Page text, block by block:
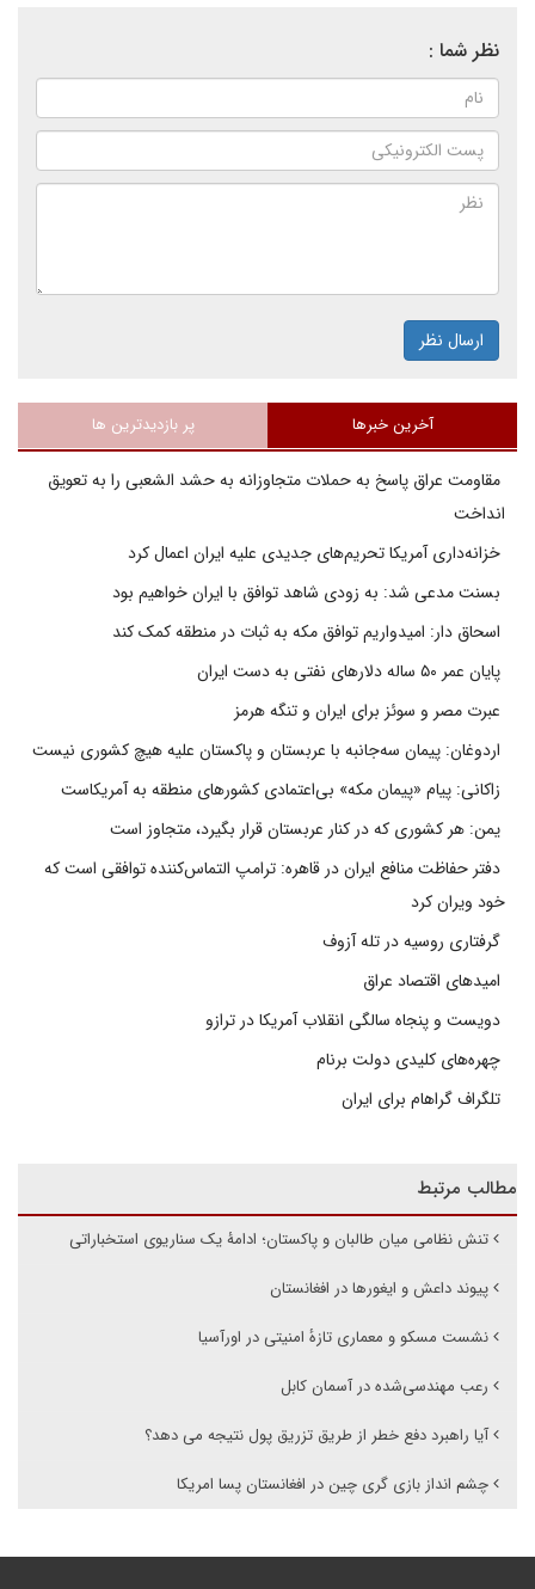
نظر شما :
ارسال نظر
آخرین خبرها پر بازدیدترین ها
مقاومت عراق پاسخ به حملات متجاوزانه به حشد الشعبی را به تعویق
انداخت
خزانه‌داری آمریکا تحریم‌های جدیدی علیه ایران اعمال کرد
بسنت مدعی شد: به زودی شاهد توافق با ایران خواهیم بود
اسحاق دار: امیدواریم توافق مکه به ثبات در منطقه کمک کند
پایان عمر ۵۰ ساله دلارهای نفتی به دست ایران
عبرت مصر و سوئز برای ایران و تنگه هرمز
اردوغان: پیمان سه‌جانبه با عربستان و پاکستان علیه هیچ کشوری نیست
زاکانی: پیام «پیمان مکه» بی‌اعتمادی کشورهای منطقه به آمریکاست
یمن: هر کشوری که در کنار عربستان قرار بگیرد، متجاوز است
دفتر حفاظت منافع ایران در قاهره: ترامپ التماس‌کننده توافقی است که
خود ویران کرد
گرفتاری روسیه در تله آزوف
امیدهای اقتصاد عراق
دویست و پنجاه سالگی انقلاب آمریکا در ترازو
چهره‌های کلیدی دولت برنام
تلگراف گراهام برای ایران
مطالب مرتبط
تنش نظامی میان طالبان و پاکستان؛ ادامۀ یک سناریوی استخباراتی
پیوند داعش و ایغورها در افغانستان
نشست مسکو و معماری تازهٔ امنیتی در اورآسیا
رعب مهندسی‌شده در آسمان کابل
آیا راهبرد دفع خطر از طریق تزریق پول نتیجه می دهد؟
چشم انداز بازی گری چین در افغانستان پسا امریکا